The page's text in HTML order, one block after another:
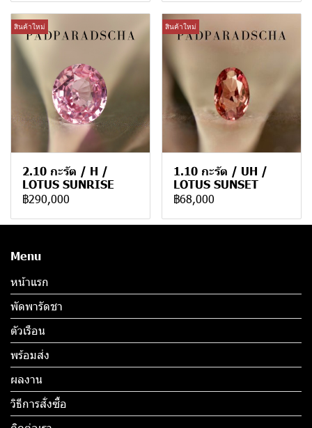
สินค้าใหม่
2.10 กะรัต / H /
LOTUS SUNRISE
฿290,000
สินค้าใหม่
1.10 กะรัต / UH /
LOTUS SUNSET
฿68,000
Menu
หน้าแรก
พัดพารัดชา
ตัวเรือน
พร้อมส่ง
ผลงาน
วิธีการสั่งซื้อ